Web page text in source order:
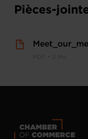
Pièces-